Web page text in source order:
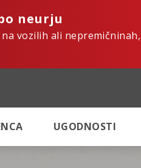
neurju
vozilih ali
UGODNOSTI